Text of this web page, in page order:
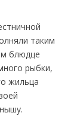
таким
блюдце
рыбки,
жильца